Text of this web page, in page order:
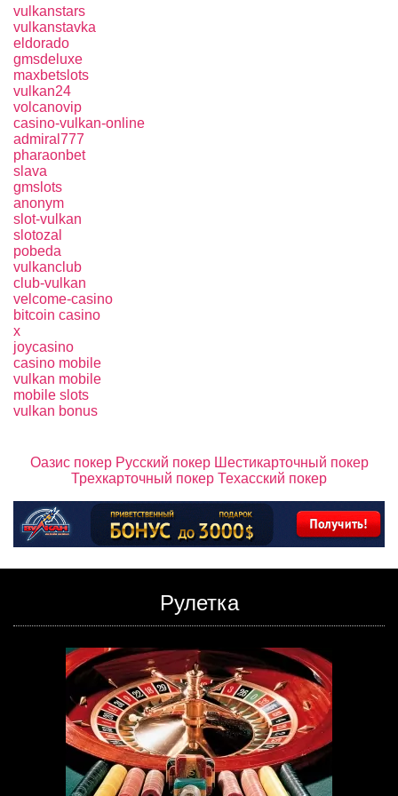
vulkanstars
vulkanstavka
eldorado
gmsdeluxe
maxbetslots
vulkan24
volcanovip
casino-vulkan-online
admiral777
pharaonbet
slava
gmslots
anonym
slot-vulkan
slotozal
pobeda
vulkanclub
club-vulkan
velcome-casino
bitcoin casino
x
joycasino
casino mobile
vulkan mobile
mobile slots
vulkan bonus
Оазис покер Русский покер Шестикарточный покер
Трехкарточный покер Техасский покер
Рулетка